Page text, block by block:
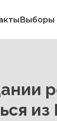
Выборы
из